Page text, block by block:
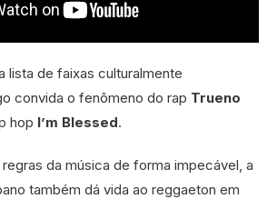
lista de faixas culturalmente
convida o fenômeno do rap Trueno
hop I’m Blessed.
da música de forma impecável, a
também dá vida ao reggaeton em